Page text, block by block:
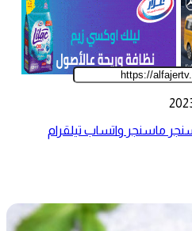
ماسنجر واتساب تيلقرام